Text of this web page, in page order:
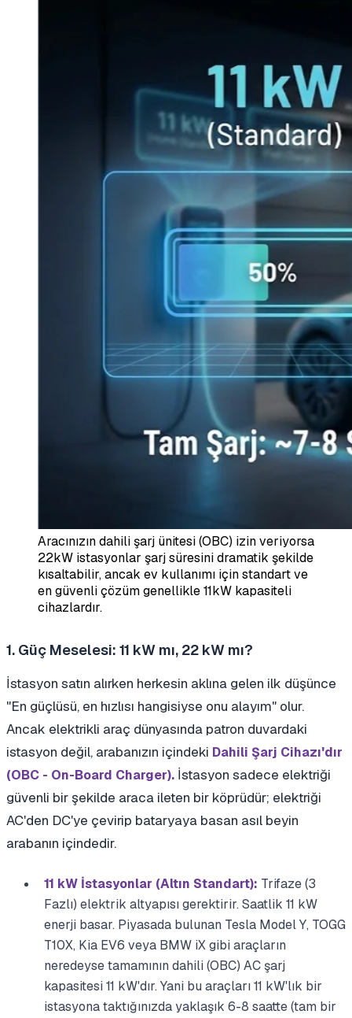
Aracınızın dahili şarj ünitesi (OBC) izin veriyorsa
22kW istasyonlar şarj süresini dramatik şekilde
kısaltabilir, ancak ev kullanımı için standart ve
en güvenli çözüm genellikle 11kW kapasiteli
cihazlardır.
1. Güç Meselesi: 11 kW mı, 22 kW mı?
İstasyon satın alırken herkesin aklına gelen ilk düşünce
"En güçlüsü, en hızlısı hangisiyse onu alayım" olur.
Ancak elektrikli araç dünyasında patron duvardaki
istasyon değil, arabanızın içindeki Dahili Şarj Cihazı'dır
(OBC - On-Board Charger). İstasyon sadece elektriği
güvenli bir şekilde araca ileten bir köprüdür; elektriği
AC'den DC'ye çevirip bataryaya basan asıl beyin
arabanın içindedir.
11 kW İstasyonlar (Altın Standart): Trifaze (3
Fazlı) elektrik altyapısı gerektirir. Saatlik 11 kW
enerji basar. Piyasada bulunan Tesla Model Y, TOGG
T10X, Kia EV6 veya BMW iX gibi araçların
neredeyse tamamının dahili (OBC) AC şarj
kapasitesi 11 kW'dır. Yani bu araçları 11 kW'lık bir
istasyona taktığınızda yaklaşık 6-8 saatte (tam bir